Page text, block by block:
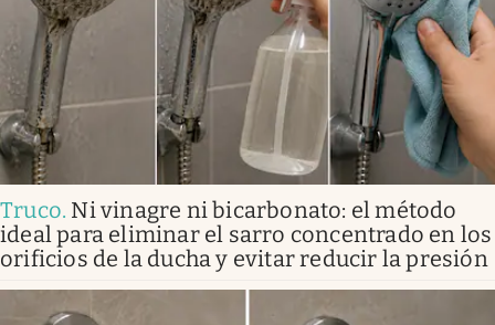
Truco. Ni vinagre ni bicarbonato: el método
ideal para eliminar el sarro concentrado en los
orificios de la ducha y evitar reducir la presión